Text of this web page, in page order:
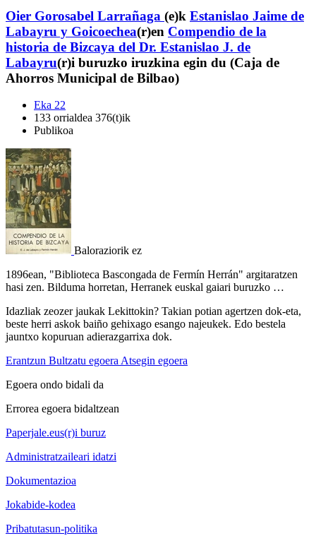
Oier Gorosabel Larrañaga (e)k Estanislao Jaime de
Labayru y Goicoechea(r)en Compendio de la
historia de Bizcaya del Dr. Estanislao J. de
Labayru(r)i buruzko iruzkina egin du (Caja de
Ahorros Municipal de Bilbao)
Eka 22
133 orrialdea 376(t)ik
Publikoa
Baloraziorik ez
1896ean, "Biblioteca Bascongada de Fermín Herrán" argitaratzen
hasi zen. Bilduma horretan, Herranek euskal gaiari buruzko …
Idazliak zeozer jaukak Lekittokin? Takian potian agertzen dok-eta,
beste herri askok baiño gehixago esango najeukek. Edo bestela
jauntxo kopuruan adierazgarrixa dok.
Erantzun Bultzatu egoera Atsegin egoera
Egoera ondo bidali da
Errorea egoera bidaltzean
Paperjale.eus(r)i buruz
Administratzaileari idatzi
Dokumentazioa
Jokabide-kodea
Pribatutasun-politika